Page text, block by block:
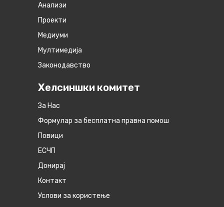
Анализи
Проекти
Медиуми
Мултимедија
Законодавство
Хелсиншки комитет
За Нас
Формулар за бесплатна правна помош
Повици
ЕСЧП
Донирај
Контакт
Услови за користење